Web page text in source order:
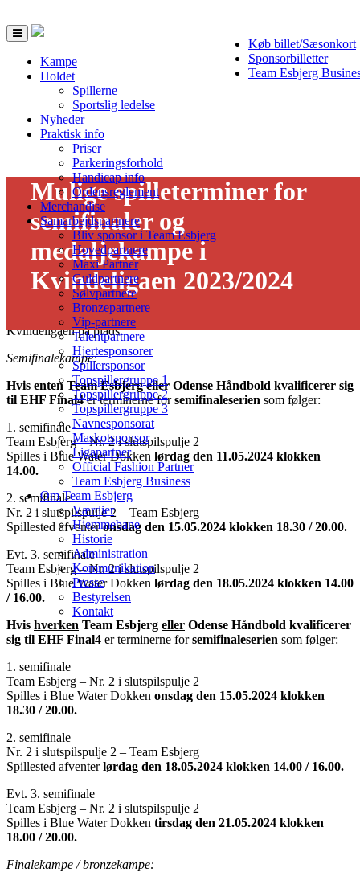
Køb billet/Sæsonkort
Sponsorbilletter
Team Esbjerg
Toggle
navigation
Kampe
Holdet
Spillerne
Sportslig ledelse
Nyheder
Praktisk info
Priser
Parkeringsforhold
Handicap info
Ordensreglement
Merchandise
Samarbejdspartnere
Bliv sponsor i Team Esbjerg
Hovedpartnere
Maxi Partner
Guldpartnere
Sølvpartnere
Bronzepartnere
Vip-partnere
Talentpartnere
Hjertesponsorer
Spillersponsor
Topspillergruppe 1
Topspillergruppe 2
Topspillergruppe 3
Navnesponsorat
Maskotsponsor
Ligapartner
Official Fashion Partner
Team Esbjerg Business
Om Team Esbjerg
Værdier
Hjemmebane
Historie
Administration
Kommunikation
Presse
Bestyrelsen
Kontakt
Mulige spilleterminer for
semifinaler og
medaljekampe i
Kvindeligaen 2023/2024
25/04 - 2024
Så er de mulige spilleterminer for semifinaler og medaljekampe i
Kvindeligaen på plads.
Semifinalekampe:
Hvis entenTeam Esbjergeller Odense Håndbold kvalificerer sig
til EHF Final4er terminerne forsemifinaleserien som følger:
1. semifinale
Team Esbjerg – Nr. 2 i slutspilspulje 2
Spilles i Blue Water Dokken lørdag den 11.05.2024 klokken
14.00.
2. semifinale
Nr. 2 i slutspilspulje 2 – Team Esbjerg
Spillested afventeronsdag den 15.05.2024 klokken 18.30 / 20.00.
Evt. 3. semifinale
Team Esbjerg – Nr. 2 i slutspilspulje 2
Spilles i Blue Water Dokken lørdag den 18.05.2024 klokken 14.00
/ 16.00.
Hvis hverken Team Esbjerg eller Odense Håndbold kvalificerer
sig til EHF Final4 er terminerne forsemifinaleserien som følger:
1. semifinale
Team Esbjerg – Nr. 2 i slutspilspulje 2
Spilles i Blue Water Dokken onsdag den 15.05.2024 klokken
18.30 / 20.00.
2. semifinale
Nr. 2 i slutspilspulje 2 – Team Esbjerg
Spillested afventerlørdag den 18.05.2024 klokken 14.00 / 16.00.
Evt. 3. semifinale
Team Esbjerg – Nr. 2 i slutspilspulje 2
Spilles i Blue Water Dokken tirsdag den 21.05.2024 klokken
18.00 / 20.00.
Finalekampe / bronzekampe: